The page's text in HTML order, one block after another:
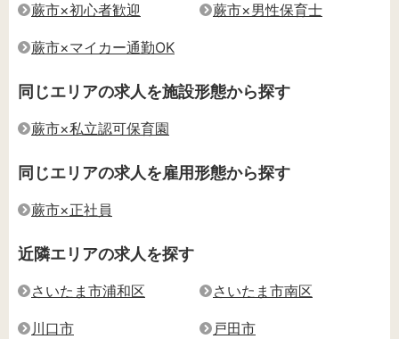
蕨市×初心者歓迎 蕨市×男性保育士
蕨市×マイカー通勤OK
同じエリアの求人を施設形態から探す
蕨市×私立認可保育園
同じエリアの求人を雇用形態から探す
蕨市×正社員
近隣エリアの求人を探す
さいたま市浦和区 さいたま市南区
川口市 戸田市